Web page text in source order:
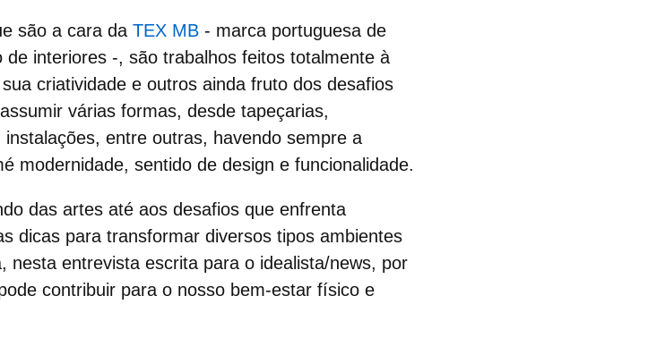
são a cara da TEX MB - marca portuguesa de
interiores -, são trabalhos feitos totalmente à
criatividade e outros ainda fruto dos desafios
várias formas, desde tapeçarias,
entre outras, havendo sempre a
modernidade, sentido de design e funcionalidade.
das artes até aos desafios que enfrenta
dicas para transformar diversos tipos ambientes
nesta entrevista escrita para o idealista/news, por
contribuir para o nosso bem-estar físico e